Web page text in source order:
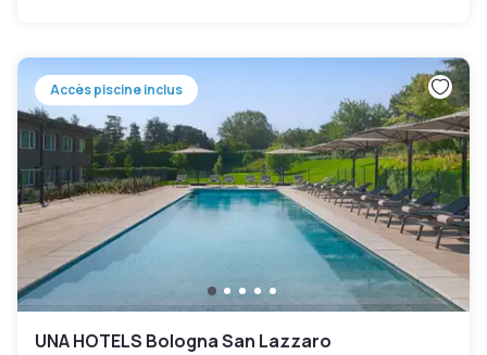
Accès piscine inclus
UNA HOTELS Bologna San Lazzaro